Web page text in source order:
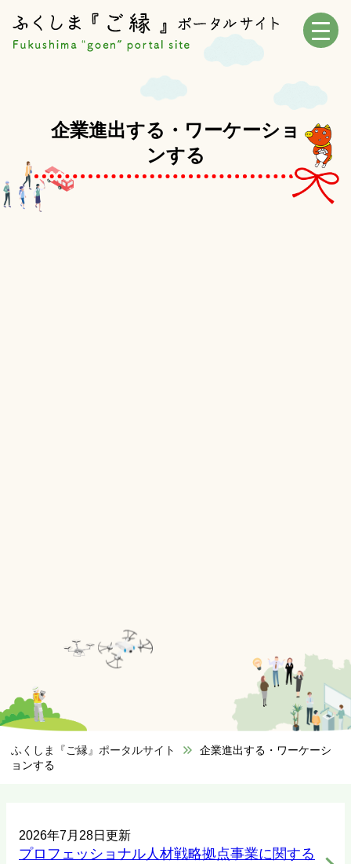
企業進出する・ワーケーショ
ンする
ふくしま『ご縁』ポータルサイト >
企業進出する・ワーケーシ
ョンする
2026年7月28日更新
プロフェッショナル人材戦略拠点事業に関する